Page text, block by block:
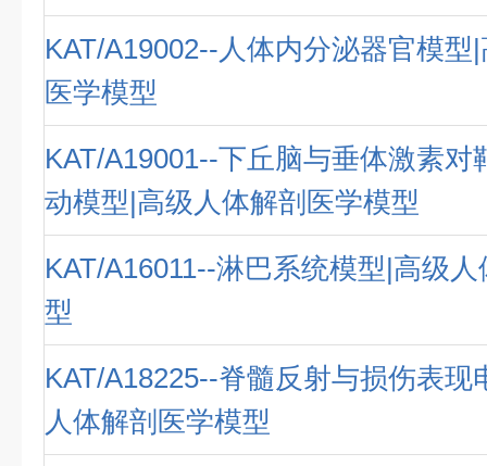
KAT/A19002--人体内分泌器官模型
医学模型
KAT/A19001--下丘脑与垂体激素对
动模型|高级人体解剖医学模型
KAT/A16011--淋巴系统模型|高级
型
KAT/A18225--脊髓反射与损伤表现
人体解剖医学模型